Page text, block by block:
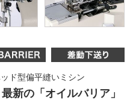
ド型偏平縫いミシン
新の「オイルバリア」